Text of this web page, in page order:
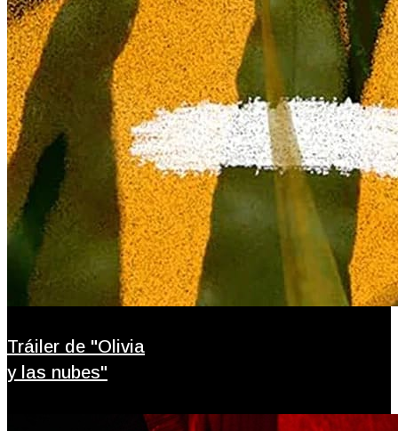
Tráiler de "Olivia
y las nubes"